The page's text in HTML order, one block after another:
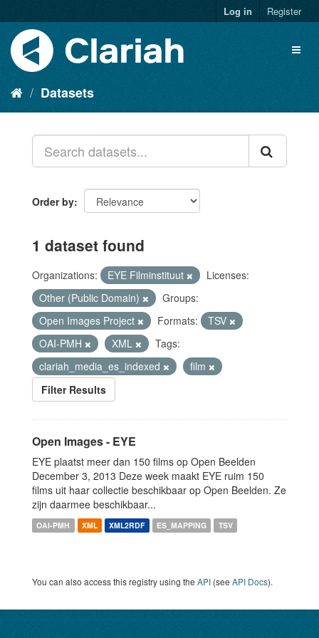
Log in Register
Datasets
Order by
1 dataset found
Organizations: EYE Filminstituut
Licenses:
Other (Public Domain)
Groups:
Open Images Project
Formats:
TSV
OAI-PMH
XML
Tags:
clariah_media_es_indexed
film
Filter Results
Open Images - EYE
EYE plaatst meer dan 150 films op Open Beelden
December 3, 2013 Deze week maakt EYE ruim 150
films uit haar collectie beschikbaar op Open Beelden. Ze
zijn daarmee beschikbaar...
OAI-PMH XML XML2RDF ES_MAPPING TSV
You can also access this registry using the API (see API Docs).